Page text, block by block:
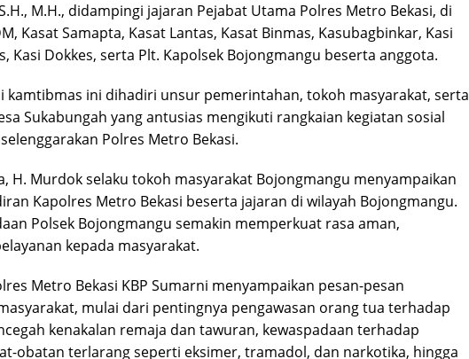
M.H., didampingi jajaran Pejabat Utama Polres Metro Bekasi, di
Kasat Samapta, Kasat Lantas, Kasat Binmas, Kasubagbinkar, Kasi
Kasi Dokkes, serta Plt. Kapolsek Bojongmangu beserta anggota.
kamtibmas ini dihadiri unsur pemerintahan, tokoh masyarakat, serta
Sukabungah yang antusias mengikuti rangkaian kegiatan sosial
Polres Metro Bekasi.
H. Murdok selaku tokoh masyarakat Bojongmangu menyampaikan
Kapolres Metro Bekasi beserta jajaran di wilayah Bojongmangu.
Polsek Bojongmangu semakin memperkuat rasa aman,
kepada masyarakat.
Metro Bekasi KBP Sumarni menyampaikan pesan-pesan
mulai dari pentingnya pengawasan orang tua terhadap
kenakalan remaja dan tawuran, kewaspadaan terhadap
obatan terlarang seperti eksimer, tramadol, dan narkotika, hingga